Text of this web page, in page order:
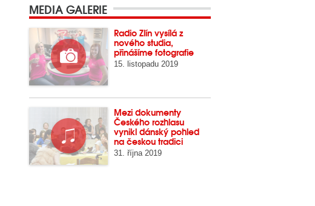
MEDIA GALERIE
Radio Zlín vysílá z
nového studia,
přinášíme fotografie
15. listopadu 2019
Mezi dokumenty
Českého rozhlasu
vynikl dánský pohled
na českou tradici
31. října 2019